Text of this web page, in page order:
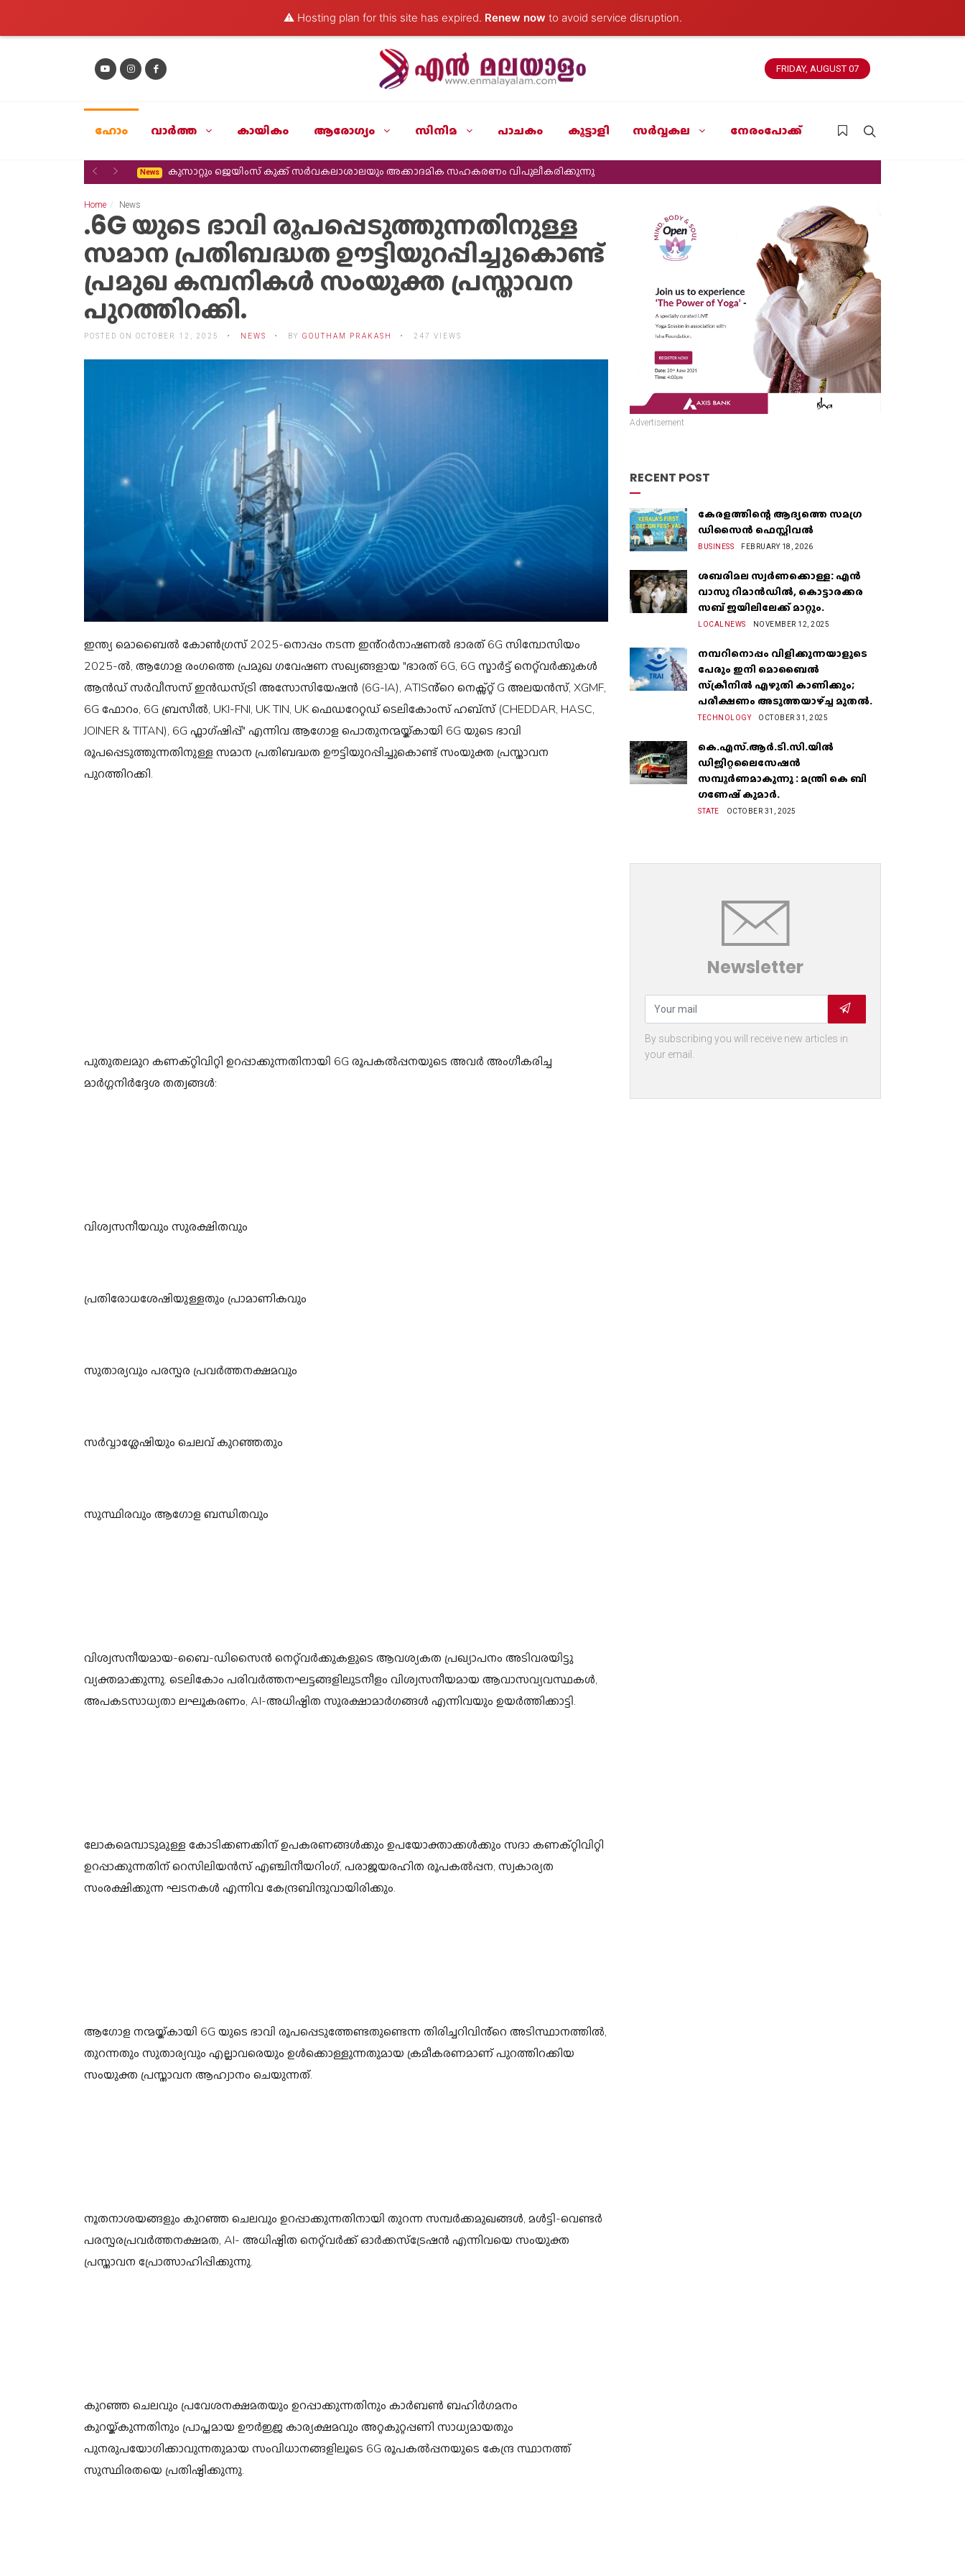
⚠️ Hosting plan for this site has expired. Renew now to avoid service disruption.
FRIDAY, AUGUST 07
ഹോം വാര്‍ത്ത കായികം ആരോഗ്യം സിനിമ പാചകം കൂട്ടാളി സർവ്വകല നേരംപോക്ക്
Previous
NextNews കുസാറ്റും ജെയിംസ് കുക്ക് സർവകലാശാലയും അക്കാദമിക സഹകരണം വിപുലീകരിക്കുന്നു
Home News
.6G യുടെ ഭാവി രൂപപ്പെടുത്തുന്നതിനുള്ള
സമാന പ്രതിബദ്ധത ഊട്ടിയുറപ്പിച്ചുകൊണ്ട്
പ്രമുഖ കമ്പനികൾ സംയുക്ത പ്രസ്താവന
പുറത്തിറക്കി.
POSTED ON OCTOBER 12, 2025 NEWS BY GOUTHAM PRAKASH 247 VIEWS
ഇന്ത്യ മൊബൈൽ കോൺഗ്രസ് 2025-നൊപ്പം നടന്ന ഇൻ്റർനാഷണൽ ഭാരത് 6G സിമ്പോസിയം
2025-ൽ, ആഗോള രംഗത്തെ പ്രമുഖ ഗവേഷണ സഖ്യങ്ങളായ "ഭാരത് 6G, 6G സ്മാർട്ട് നെറ്റ്‌വർക്കുകൾ
ആൻഡ് സർവീസസ് ഇൻഡസ്ട്രി അസോസിയേഷൻ (6G-IA), ATISൻ്റെ നെക്സ്റ്റ് G അലയൻസ്, XGMF,
6G ഫോറം, 6G ബ്രസീൽ, UKI-FNI, UK TIN, UK ഫെഡറേറ്റഡ് ടെലികോംസ് ഹബ്‌സ് (CHEDDAR, HASC,
JOINER & TITAN), 6G ഫ്ലാഗ്ഷിപ്പ്" എന്നിവ ആഗോള പൊതുനന്മയ്ക്കായി 6G യുടെ ഭാവി
രൂപപ്പെടുത്തുന്നതിനുള്ള സമാന പ്രതിബദ്ധത ഊട്ടിയുറപ്പിച്ചുകൊണ്ട് സംയുക്ത പ്രസ്താവന
പുറത്തിറക്കി.
പുതുതലമുറ കണക്റ്റിവിറ്റി ഉറപ്പാക്കുന്നതിനായി 6G രൂപകൽപ്പനയുടെ അവർ അംഗീകരിച്ച
മാർഗ്ഗനിർദ്ദേശ തത്വങ്ങൾ:
വിശ്വസനീയവും സുരക്ഷിതവും
പ്രതിരോധശേഷിയുള്ളതും പ്രാമാണികവും
സുതാര്യവും പരസ്പര പ്രവർത്തനക്ഷമവും
സർവ്വാശ്ലേഷിയും ചെലവ് കുറഞ്ഞതും
സുസ്ഥിരവും ആഗോള ബന്ധിതവും
വിശ്വസനീയമായ-ബൈ-ഡിസൈൻ നെറ്റ്‌വർക്കുകളുടെ ആവശ്യകത പ്രഖ്യാപനം അടിവരയിട്ടു
വ്യക്തമാക്കുന്നു. ടെലികോം പരിവർത്തനഘട്ടങ്ങളിലുടനീളം വിശ്വസനീയമായ ആവാസവ്യവസ്ഥകൾ,
അപകടസാധ്യതാ ലഘൂകരണം, AI-അധിഷ്ഠിത സുരക്ഷാമാർഗങ്ങൾ എന്നിവയും ഉയർത്തിക്കാട്ടി.
ലോകമെമ്പാടുമുള്ള കോടിക്കണക്കിന് ഉപകരണങ്ങൾക്കും ഉപയോക്താക്കൾക്കും സദാ കണക്റ്റിവിറ്റി
ഉറപ്പാക്കുന്നതിന് റെസിലിയൻസ് എഞ്ചിനീയറിംഗ്, പരാജയരഹിത രൂപകൽപ്പന, സ്വകാര്യത
സംരക്ഷിക്കുന്ന ഘടനകൾ എന്നിവ കേന്ദ്രബിന്ദുവായിരിക്കും.
ആഗോള നന്മയ്ക്കായി 6G യുടെ ഭാവി രൂപപ്പെടുത്തേണ്ടതുണ്ടെന്ന തിരിച്ചറിവിൻ്റെ അടിസ്ഥാനത്തിൽ,
തുറന്നതും സുതാര്യവും എല്ലാവരെയും ഉൾക്കൊള്ളുന്നതുമായ ക്രമീകരണമാണ് പുറത്തിറക്കിയ
സംയുക്ത പ്രസ്താവന ആഹ്വാനം ചെയുന്നത്.
നൂതനാശയങ്ങളും കുറഞ്ഞ ചെലവും ഉറപ്പാക്കുന്നതിനായി തുറന്ന സമ്പർക്കമുഖങ്ങൾ, മൾട്ടി-വെണ്ടർ
പരസ്പരപ്രവർത്തനക്ഷമത, AI- അധിഷ്ഠിത നെറ്റ്‌വർക്ക് ഓർക്കസ്ട്രേഷൻ എന്നിവയെ സംയുക്ത
പ്രസ്താവന പ്രോത്സാഹിപ്പിക്കുന്നു.
കുറഞ്ഞ ചെലവും പ്രവേശനക്ഷമതയും ഉറപ്പാക്കുന്നതിനും കാർബൺ ബഹിർഗമനം
കുറയ്ക്കുന്നതിനും പ്രാപ്തമായ ഊർജ്ജ കാര്യക്ഷമവും അറ്റകുറ്റപ്പണി സാധ്യമായതും
പുനരുപയോഗിക്കാവുന്നതുമായ സംവിധാനങ്ങളിലൂടെ 6G രൂപകൽപ്പനയുടെ കേന്ദ്ര സ്ഥാനത്ത്
സുസ്ഥിരതയെ പ്രതിഷ്ഠിക്കുന്നു.
Advertisement
RECENT POST
കേരളത്തിന്റെ ആദ്യത്തെ സമഗ്ര
ഡിസൈൻ ഫെസ്റ്റിവൽ
BUSINESS FEBRUARY 18, 2026
ശബരിമല സ്വർണക്കൊള്ള: എൻ
വാസു റിമാൻഡിൽ, കൊട്ടാരക്കര
സബ് ജയിലിലേക്ക് മാറ്റും.
LOCALNEWS NOVEMBER 12, 2025
നമ്പറിനൊപ്പം വിളിക്കുന്നയാളുടെ
പേരും ഇനി മൊബൈൽ
സ്‌ക്രീനില്‍ എഴുതി കാണിക്കും;
പരീക്ഷണം അടുത്തയാഴ്‌ച്ച മുതല്‍.
TECHNOLOGY OCTOBER 31, 2025
കെ.എസ്.ആർ.ടി.സി.യിൽ
ഡിജിറ്റലൈസേഷൻ
സമ്പൂർണമാകുന്നു : മന്ത്രി കെ ബി
ഗണേഷ് കുമാർ.
STATE OCTOBER 31, 2025
Newsletter
By subscribing you will receive new articles in
your email.